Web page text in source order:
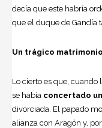
decía que este habría
que el duque de Gandía
Un trágico matrimonio
Lo cierto es que,
se había concertado
divorciada. El papado
alianza con Aragón y,